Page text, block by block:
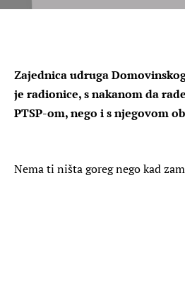
Zajednica udruga
je radionice, s nakanom da
PTSP-om, nego i s njegovom
Nema ti ništa goreg nego kad